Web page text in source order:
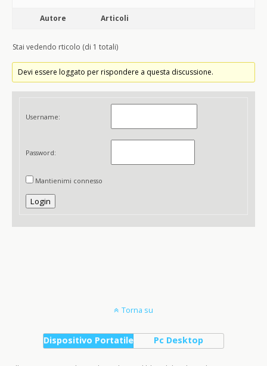
Autore Articoli
Stai vedendo rticolo (di 1 totali)
Devi essere loggato per rispondere a questa discussione.
Username:
Password:
Mantienimi connesso
Login
Torna su
Dispositivo Portatile Pc Desktop